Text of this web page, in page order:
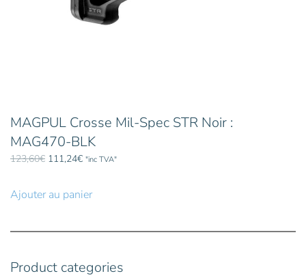
MAGPUL Crosse Mil-Spec STR Noir :
MAG470-BLK
123,60€ Le
était :
111,24€Le
est :
"inc TVA"
Ajouter au panier
Product categories